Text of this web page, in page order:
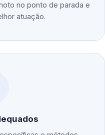
no ponto de parada e
atuação.